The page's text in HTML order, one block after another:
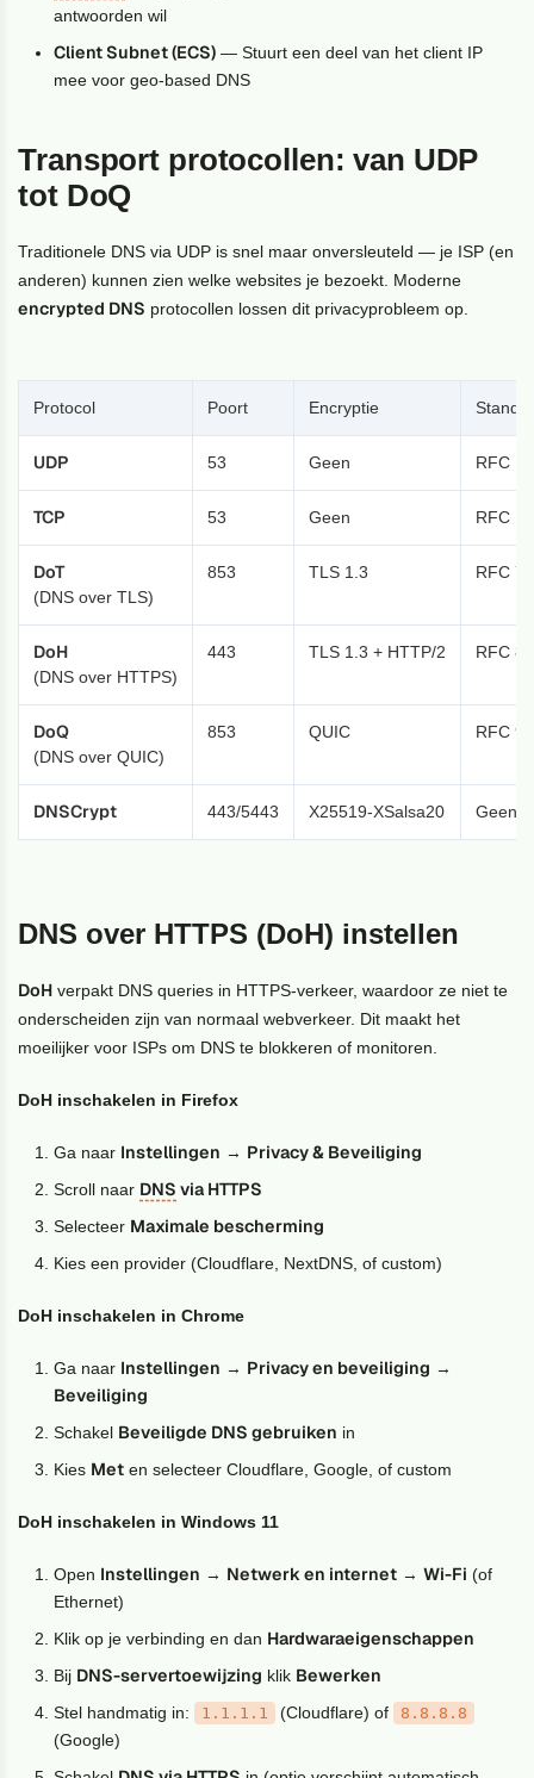
antwoorden wil
Client Subnet (ECS) — Stuurt een deel van het client IP
mee voor geo-based DNS
Transport protocollen: van UDP
tot DoQ
Traditionele DNS via UDP is snel maar onversleuteld — je ISP (en
anderen) kunnen zien welke websites je bezoekt. Moderne
encrypted DNS protocollen lossen dit privacyprobleem op.
Protocol Poort Encryptie
UDP 53 Geen RFC
TCP 53 Geen RFC
DoT
(DNS over TLS)
853 TLS 1.3 RFC
DoH
(DNS over HTTPS)
443 TLS 1.3 + HTTP/2 RFC
DoQ
(DNS over QUIC)
853 QUIC RFC
DNSCrypt 443/5443 X25519-XSalsa20 Geen
DNS over HTTPS (DoH) instellen
DoH verpakt DNS queries in HTTPS-verkeer, waardoor ze niet te
onderscheiden zijn van normaal webverkeer. Dit maakt het
moeilijker voor ISPs om DNS te blokkeren of monitoren.
DoH inschakelen in Firefox
Ga naar Instellingen → Privacy & Beveiliging
Scroll naar DNS via HTTPS
Selecteer Maximale bescherming
Kies een provider (Cloudflare, NextDNS, of custom)
DoH inschakelen in Chrome
Ga naar Instellingen → Privacy en beveiliging →
Beveiliging
Schakel Beveiligde DNS gebruiken in
Kies Met en selecteer Cloudflare, Google, of custom
DoH inschakelen in Windows 11
Open Instellingen → Netwerk en internet →Wi-Fi (of
Ethernet)
Klik op je verbinding en dan Hardwaraeigenschappen
Bij DNS-servertoewijzing klik Bewerken
Stel handmatig in: 1.1.1.1 (Cloudflare) of 8.8.8.8
(Google)